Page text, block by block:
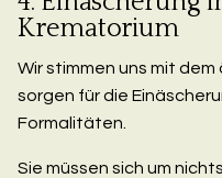
Krematorium
Wir stimmen uns mit
sorgen für die
Formalitäten.
Sie müssen sich um